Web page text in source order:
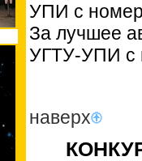
УПИ с
За лучшее
УГТУ-УПИ с
наверх